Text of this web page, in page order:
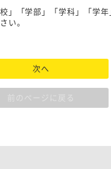
」「学部」「学科」「学年
い。
次へ
前のページに戻る